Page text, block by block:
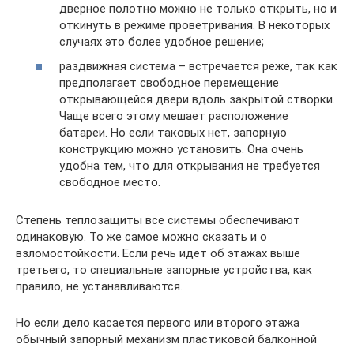
дверное полотно можно не только открыть, но и
откинуть в режиме проветривания. В некоторых
случаях это более удобное решение;
раздвижная система – встречается реже, так как
предполагает свободное перемещение
открывающейся двери вдоль закрытой створки.
Чаще всего этому мешает расположение
батареи. Но если таковых нет, запорную
конструкцию можно установить. Она очень
удобна тем, что для открывания не требуется
свободное место.
Степень теплозащиты все системы обеспечивают
одинаковую. То же самое можно сказать и о
взломостойкости. Если речь идет об этажах выше
третьего, то специальные запорные устройства, как
правило, не устанавливаются.
Но если дело касается первого или второго этажа
обычный запорный механизм пластиковой балконной